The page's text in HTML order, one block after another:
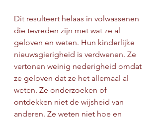
Dit resulteert helaas in volwassenen
die tevreden zijn met wat ze al
geloven en weten. Hun kinderlijke
nieuwsgierigheid is verdwenen. Ze
vertonen weinig nederigheid omdat
ze geloven dat ze het allemaal al
weten. Ze onderzoeken of
ontdekken niet de wijsheid van
anderen. Ze weten niet hoe en